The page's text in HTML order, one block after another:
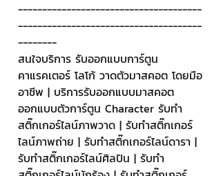
--------------------------------------
--------------------------------------
--------
สนใจบริการ รับออกแบบการ์ตูน
คาแรคเตอร์ โลโก้ วาดตัวมาสคอต โดยมือ
อาชีพ | บริการรับออกแบบมาสคอต
ออกแบบตัวการ์ตูน Character รับทำ
สติ๊กเกอร์ไลน์ภาพวาด | รับทำสติ๊กเกอร์
ไลน์ภาพถ่าย | รับทำสติ๊กเกอร์ไลน์ดารา |
รับทำสติ๊กเกอร์ไลน์ศิลปิน | รับทำ